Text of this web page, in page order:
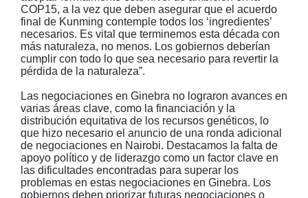
COP15, a la vez que deben asegurar que el acuerdo
final de Kunming contemple todos los ‘ingredientes’
necesarios. Es vital que terminemos esta década con
más naturaleza, no menos. Los gobiernos deberían
cumplir con todo lo que sea necesario para revertir la
pérdida de la naturaleza”.
Las negociaciones en Ginebra no lograron avances en
varias áreas clave, como la financiación y la
distribución equitativa de los recursos genéticos, lo
que hizo necesario el anuncio de una ronda adicional
de negociaciones en Nairobi. Destacamos la falta de
apoyo político y de liderazgo como un factor clave en
las dificultades encontradas para superar los
problemas en estas negociaciones en Ginebra. Los
gobiernos deben priorizar futuras negociaciones o